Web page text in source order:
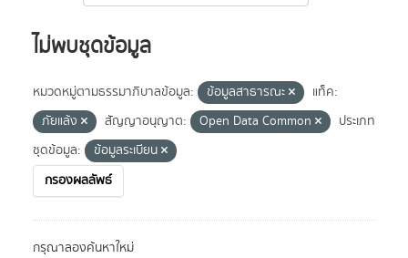
ไม่พบชุดข้อมูล
หมวดหมู่ตามธรรมาภิบาลข้อมูล: ข้อมูลสาธารณะ
แท็ค:
ภัยแล้ง
สัญญาอนุญาต: Open Data Common
ประเภท
ชุดข้อมูล:
ข้อมูลระเบียน
กรองผลลัพธ์
กรุณาลองค้นหาใหม่